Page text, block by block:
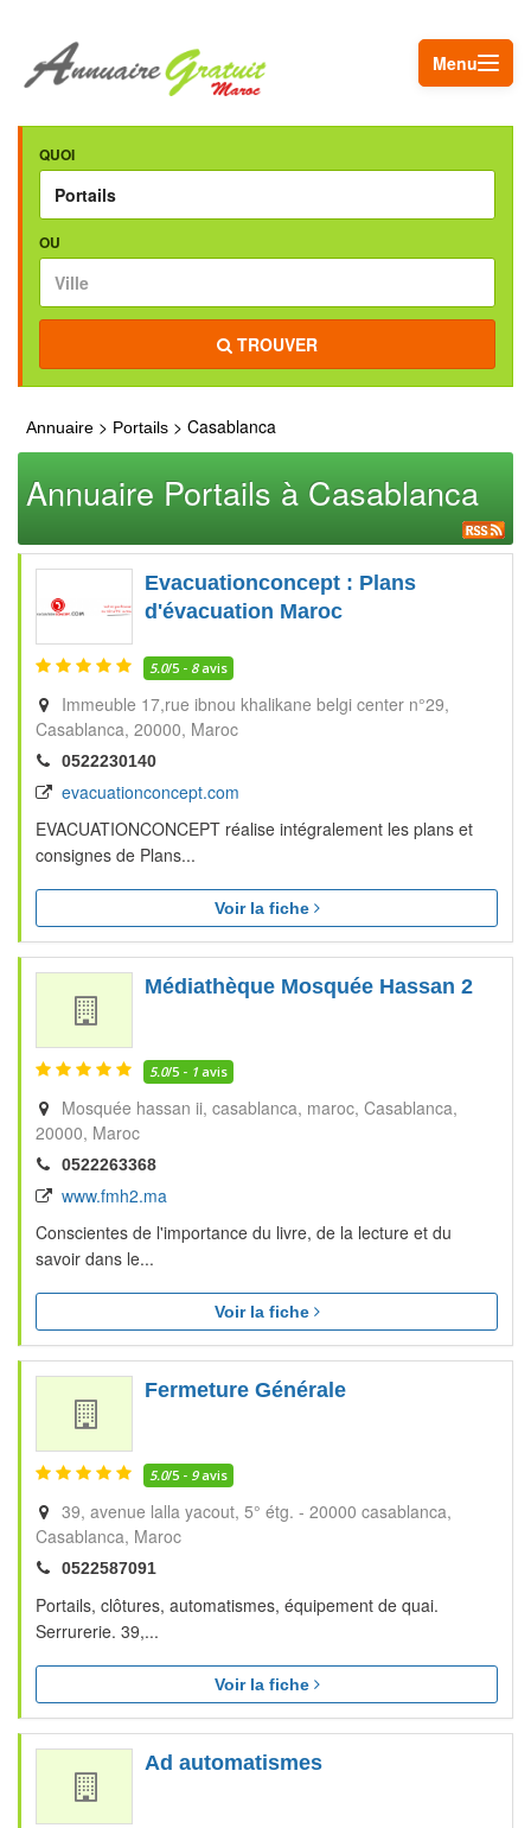
Menu
QUOI
OU
TROUVER
Annuaire > Portails > Casablanca
Annuaire Portails à Casablanca
Evacuationconcept : Plans
d'évacuation Maroc
5.0/5 - 8avis
Immeuble 17,rue ibnou khalikane belgi center n°29
Casablanca 20000 Maroc
0522230140
evacuationconcept.com
EVACUATIONCONCEPT réalise intégralement les plans et
consignes de Plans...
Voir la fiche
Médiathèque Mosquée Hassan 2
5.0/5 - 1 avis
Mosquée hassan ii, casablanca, maroc Casablanca
20000 Maroc
0522263368
www.fmh2.ma
Conscientes de l'importance du livre, de la lecture et du
savoir dans le...
Voir la fiche
Fermeture Générale
5.0/5 - 9avis
39, avenue lalla yacout, 5° étg. - 20000 casablanca
Casablanca Maroc
0522587091
Portails, clôtures, automatismes, équipement de quai.
Serrurerie. 39,...
Voir la fiche
Ad automatismes